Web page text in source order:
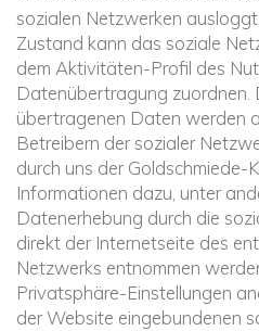
sozialen Netzwerken
Zustand kann das soziale
dem Aktivitäten-Profil des
Datenübertragung zuordnen.
übertragenen Daten werden
Betreibern der sozialer
durch uns der Goldschmiede-
Informationen dazu, unter
Datenerhebung durch die
direkt der Internetseite des
Netzwerks entnommen
Privatsphäre-Einstellungen
der Website eingebundenen